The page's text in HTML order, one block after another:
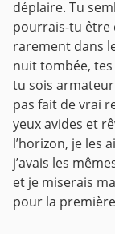
déplaire. Tu
pourrais-tu être
rarement dans
nuit tombée,
tu sois armateur
pas fait de vrai
yeux avides et
l’horizon, je les
j’avais les
et je miserais
pour la